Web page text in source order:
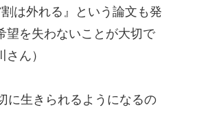
は外れる』という論文も発
望を失わないことが大切で
ん）
に生きられるようになるの